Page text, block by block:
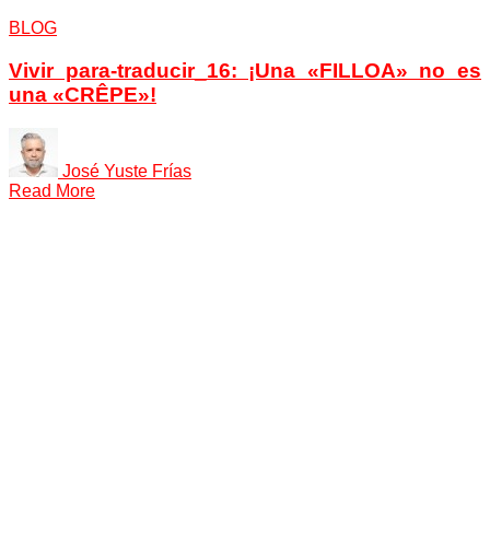
BLOG
Vivir para-traducir_16: ¡Una «FILLOA» no es
una «CRÊPE»!
José Yuste Frías
Read More